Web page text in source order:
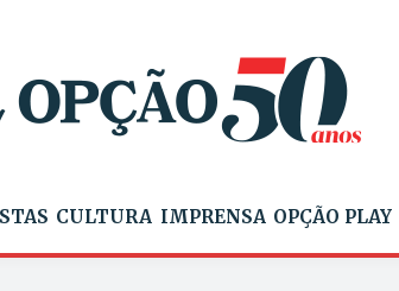
CULTURA IMPRENSA OPÇÃO PLAY